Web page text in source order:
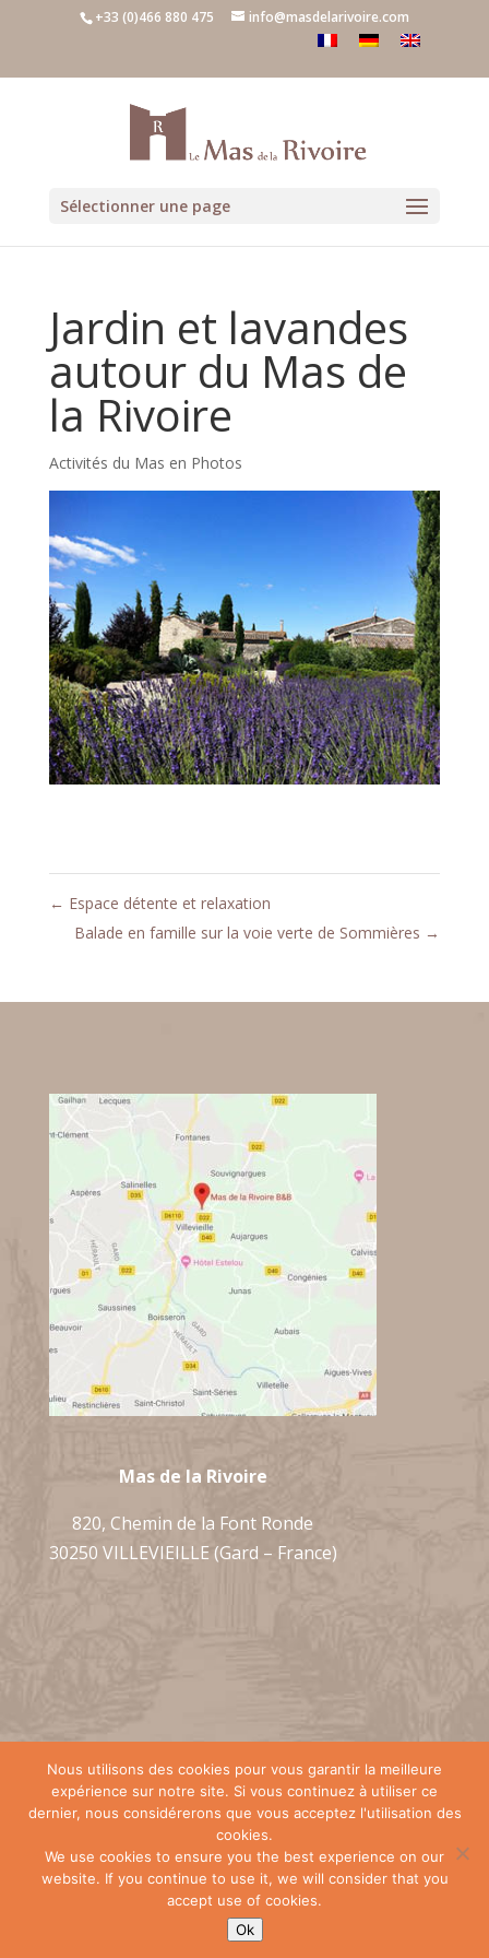
+33 (0)466 880 475 info@masdelarivoire.com
Sélectionner une page
Réserver en ligne
Jardin et lavandes
autour du Mas de
la Rivoire
Activités du Mas en Photos
← Espace détente et relaxation
Balade en famille sur la voie verte de Sommières →
Mas de la Rivoire
820, Chemin de la Font Ronde
30250 VILLEVIEILLE (Gard – France)
Création de sites internet à Sommières :
Index LD
WordPress-Mentions légales
Politique de confidentialité
Nous utilisons des cookies pour vous garantir la meilleure
expérience sur notre site. Si vous continuez à utiliser ce
dernier, nous considérerons que vous acceptez l'utilisation des
cookies.
We use cookies to ensure you the best experience on our
website. If you continue to use it, we will consider that you
accept use of cookies.
Ok